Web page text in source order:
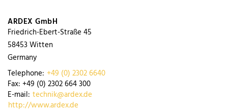
ARDEX GmbH
Friedrich-Ebert-Straße 45
58453Witten
Germany
Telephone: +49 (0) 2302 6640
Fax: +49 (0) 2302 664 300
E-mail: technik@ardex.de
http://www.ardex.de